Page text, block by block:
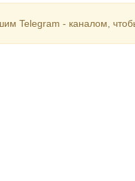
Telegram - каналом,